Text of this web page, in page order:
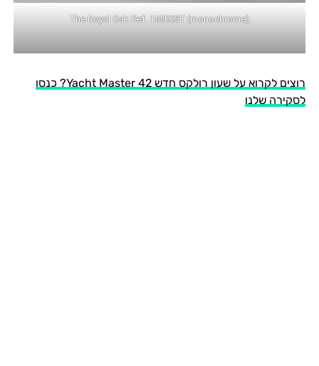
The Royal Oak Ref. 15500ST (monochrome)
רוצים לקרוא על שעון רולקס חדש Yacht Master 42? כנסו
לסקירה שלנו